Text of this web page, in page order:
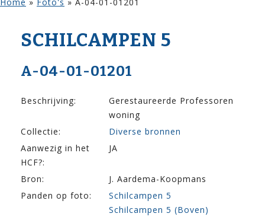
SCHILCAMPEN 5
A-04-01-01201
Beschrijving:
Gerestaureerde Professoren
woning
Collectie:
Diverse bronnen
Aanwezig in het
HCF?:
JA
Bron:
J. Aardema-Koopmans
Panden op foto:
Schilcampen 5
Schilcampen 5 (Boven)